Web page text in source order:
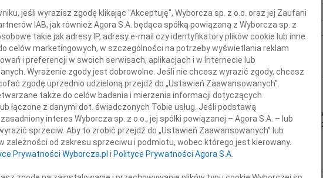
zmarła w wieku 86 lat
Babcia i Prababcia
Imię i nazwisko lub numer ogłoszenia:
+ szukanie zaawansowane
INNE NEKROLOGI
Tadeusz Kotłowski 05.08.2026
Z ogromnym żalem i bólem w sercu...
Krystyna Kowandywiek: 93
Z głębokim żalem zawiadamiamy, że w dniu
Krystyna Janowicz
24.07.2026
"Pan jest Pasterzem moim, niczego mi nie...
Zbigniew Zygmunt
W dniu 9 lipca 2026 roku, zmarł w wieku
jeśli wyrazisz zgodę klikając "Akceptuję", Wyborcza sp. z o.o. oraz jej Zaufani
IAB, jak również Agora S.A. będąca spółką powiązaną z Wyborcza sp. z
takie jak adresy IP, adresy e-mail czy identyfikatory plików cookie lub inne
celów marketingowych, w szczególności na potrzeby wyświetlania reklam
i preferencji w swoich serwisach, aplikacjach i w Internecie lub
Wyrażenie zgody jest dobrowolne. Jeśli nie chcesz wyrazić zgody, chcesz
zgodę uprzednio udzieloną przejdź do „Ustawień Zaawansowanych”.
także do celów badania i mierzenia informacji dotyczących
łączone z danymi dot. świadczonych Tobie usług. Jeśli podstawą
interes Wyborcza sp. z o.o., jej spółki powiązanej – Agora S.A. – lub
sprzeciw. Aby to zrobić przejdź do „Ustawień Zaawansowanych” lub
od zakresu sprzeciwu i podmiotu, wobec którego jest kierowany.
Prywatności Wyborcza.pl i Polityce Prywatności Agora S.A.